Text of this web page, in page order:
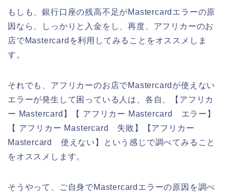
もしも、銀行口座の残高不足がMastercardエラーの原
因なら、しっかりと入金をし、再度、アフリカーのお
店でMastercardを利用してみることをオススメしま
す。
それでも、アフリカーのお店でMastercardが使えない
エラーが発生して困っている人は、各自、【アフリカ
ー Mastercard】【 アフリカー Mastercard エラー】
【 アフリカー Mastercard 失敗】【アフリカー
Mastercard 使えない】という感じで調べてみること
をオススメします。
そうやって、ご自身でMastercardエラーの原因を調べ